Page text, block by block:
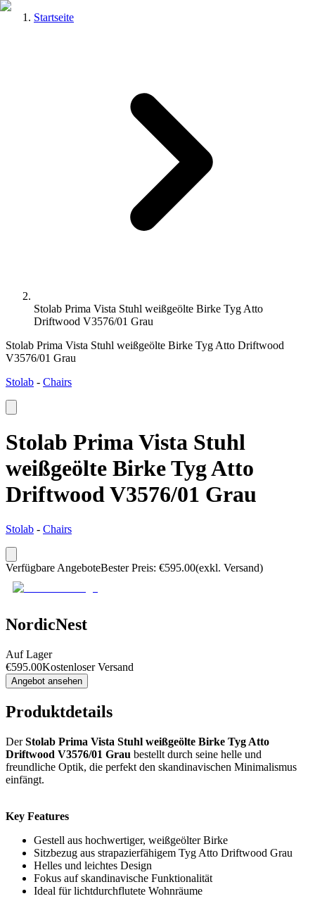
Startseite
Stolab Prima Vista Stuhl weißgeölte Birke Tyg Atto
Driftwood V3576/01 Grau
Stolab Prima Vista Stuhl weißgeölte Birke Tyg Atto Driftwood
V3576/01 Grau
Stolab - Chairs
Stolab Prima Vista Stuhl
weißgeölte Birke Tyg Atto
Driftwood V3576/01 Grau
Stolab - Chairs
Verfügbare AngeboteBester Preis: €595.00(exkl. Versand)
NordicNest
Auf Lager
€595.00Kostenloser Versand
Angebot ansehen
Produktdetails
DerStolab Prima Vista Stuhl weißgeölte Birke Tyg Atto
Driftwood V3576/01 Grau bestellt durch seine helle und
freundliche Optik, die perfekt den skandinavischen Minimalismus
einfängt.
Key Features
Gestell aus hochwertiger, weißgeölter Birke
Sitzbezug aus strapazierfähigem Tyg Atto Driftwood Grau
Helles und leichtes Design
Fokus auf skandinavische Funktionalität
Ideal für lichtdurchflutete Wohnräume